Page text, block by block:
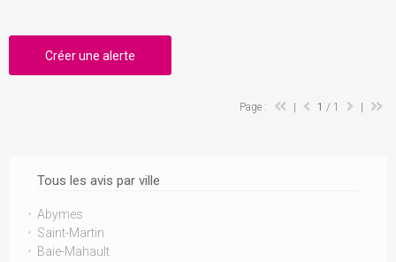
Tous les avis par ville
Abymes
Saint-Martin
Baie-Mahault
Créer une alerte
Page : 1 / 1